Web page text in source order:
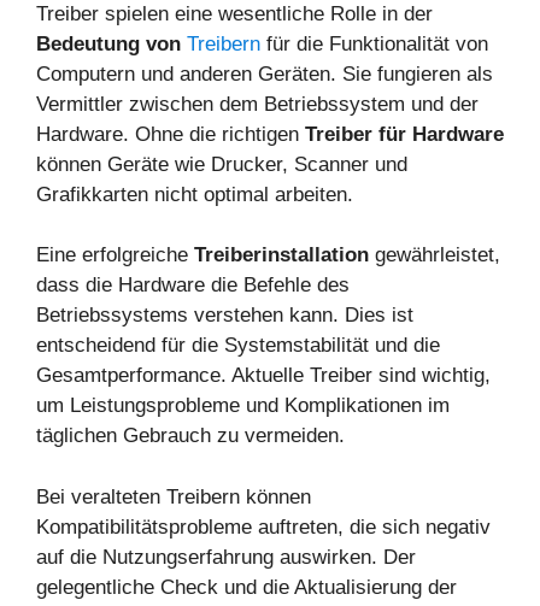
Treiber spielen eine wesentliche Rolle in der
Bedeutung von Treibern für die Funktionalität von
Computern und anderen Geräten. Sie fungieren als
Vermittler zwischen dem Betriebssystem und der
Hardware. Ohne die richtigen Treiber für Hardware
können Geräte wie Drucker, Scanner und
Grafikkarten nicht optimal arbeiten.
Eine erfolgreiche Treiberinstallation gewährleistet,
dass die Hardware die Befehle des
Betriebssystems verstehen kann. Dies ist
entscheidend für die Systemstabilität und die
Gesamtperformance. Aktuelle Treiber sind wichtig,
um Leistungsprobleme und Komplikationen im
täglichen Gebrauch zu vermeiden.
Bei veralteten Treibern können
Kompatibilitätsprobleme auftreten, die sich negativ
auf die Nutzungserfahrung auswirken. Der
gelegentliche Check und die Aktualisierung der